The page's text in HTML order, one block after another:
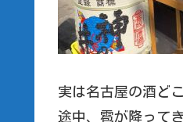
実は名古屋の酒ど
途中、雹が降って